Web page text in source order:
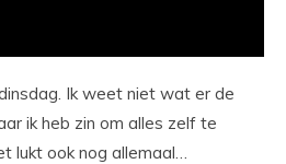
Ik weet niet wat er de
ik heb zin om alles zelf te
lukt ook nog allemaal…